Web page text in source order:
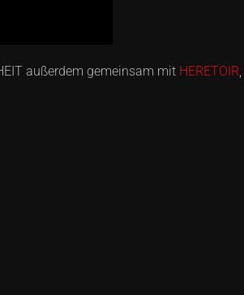
außerdem gemeinsam mit HERETOIR